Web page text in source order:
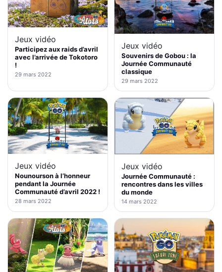
Jeux vidéo
Participez aux raids d’avril
avec l’arrivée de Tokotoro
!
29 mars 2022
Jeux vidéo
Souvenirs de Gobou : la
Journée Communauté
classique
29 mars 2022
Jeux vidéo
Nounourson à l’honneur
pendant la Journée
Communauté d’avril 2022 !
28 mars 2022
Jeux vidéo
Journée Communauté :
rencontres dans les villes
du monde
14 mars 2022